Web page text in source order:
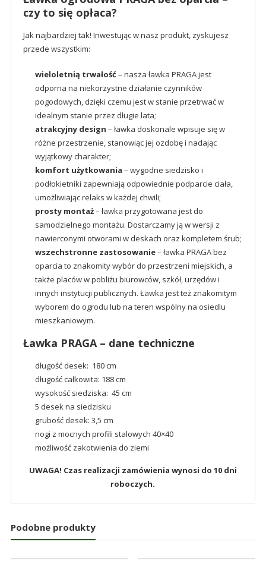
czy to się opłaca?
Jak najbardziej tak! Inwestując w nasz produkt, zyskujesz
przede wszystkim:
wieloletnią trwałość– nasza ławka PRAGA jest
odporna na niekorzystne działanie czynników
pogodowych, dzięki czemu jest w stanie przetrwać w
idealnym stanie przez długie lata;
atrakcyjny design – ławka doskonale wpisuje się w
różne przestrzenie, stanowiąc jej ozdobę i nadając
wyjątkowy charakter;
komfort użytkowania – wygodne siedzisko i
podłokietniki zapewniają odpowiednie podparcie ciała,
umożliwiając relaks w każdej chwili;
prosty montaż– ławka przygotowana jest do
samodzielnego montażu. Dostarczamy ją w wersji z
nawierconymi otworami w deskach oraz kompletem śrub;
wszechstronne zastosowanie– ławka PRAGA bez
oparcia to znakomity wybór do przestrzeni miejskich, a
także placów w pobliżu biurowców, szkół, urzędów i
innych instytucji publicznych. Ławka jest też znakomitym
wyborem do ogrodu lub na teren wspólny na osiedlu
mieszkaniowym.
Ławka PRAGA – dane techniczne
długość desek: 180 cm
długość całkowita: 188 cm
wysokość siedziska: 45 cm
5 desek na siedzisku
grubość desek: 3,5 cm
nogi z mocnych profili stalowych 40×40
możliwość zakotwienia do ziemi
UWAGA! Czas realizacji zamówienia wynosi do 10 dni
roboczych.
Podobne produkty